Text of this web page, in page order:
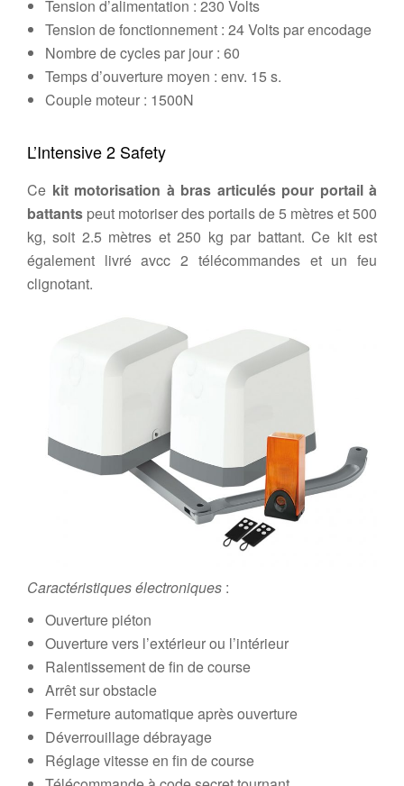
Tension d’alimentation : 230 Volts
Tension de fonctionnement : 24 Volts par encodage
Nombre de cycles par jour : 60
Temps d’ouverture moyen : env. 15 s.
Couple moteur : 1500N
L’Intensive 2 Safety
Ce kit motorisation à bras articulés pour portail à
battants peut motoriser des portails de 5 mètres et 500
kg, soit 2.5 mètres et 250 kg par battant. Ce kit est
également livré avcc 2 télécommandes et un feu
clignotant.
Caractéristiques électroniques :
Ouverture piéton
Ouverture vers l’extérieur ou l’intérieur
Ralentissement de fin de course
Arrêt sur obstacle
Fermeture automatique après ouverture
Déverrouillage débrayage
Réglage vitesse en fin de course